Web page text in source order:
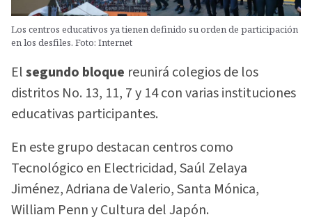
Los centros educativos ya tienen definido su orden de participación
en los desfiles. Foto: Internet
Elsegundo bloque reunirá colegios de los
distritos No. 13, 11, 7 y 14 con varias instituciones
educativas participantes.
En este grupo destacan centros como
Tecnológico en Electricidad, Saúl Zelaya
Jiménez, Adriana de Valerio, Santa Mónica,
William Penn y Cultura del Japón.